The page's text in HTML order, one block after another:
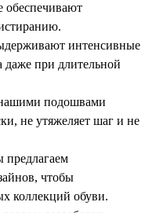
обеспечивают
интенсивные
даже при длительной
подошвами
не утяжеляет шаг и не
предлагаем
чтобы
коллекций обуви.